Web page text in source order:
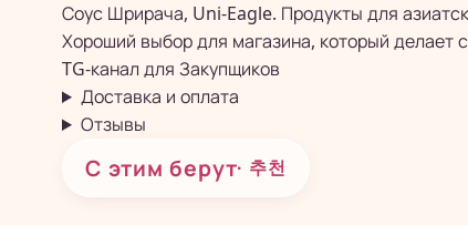
Соус Шрирача, Uni-Eagle. Продукты для
Хороший выбор для магазина, который делает
TG-канал для Закупщиков
Доставка и оплата
Отзывы
С этим берут· 추천